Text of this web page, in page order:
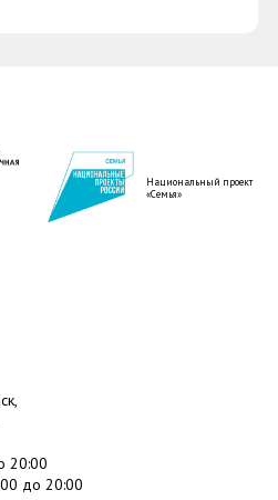
Национальный проект
«Семья»
20:00
до 20:00